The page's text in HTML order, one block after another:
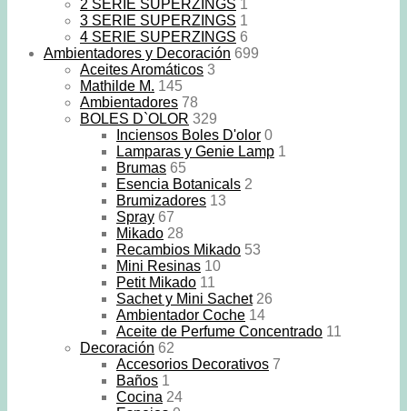
2 SERIE SUPERZINGS 1
3 SERIE SUPERZINGS 1
4 SERIE SUPERZINGS 6
Ambientadores y Decoración 699
Aceites Aromáticos 3
Mathilde M. 145
Ambientadores 78
BOLES D`OLOR 329
Inciensos Boles D'olor 0
Lamparas y Genie Lamp 1
Brumas 65
Esencia Botanicals 2
Brumizadores 13
Spray 67
Mikado 28
Recambios Mikado 53
Mini Resinas 10
Petit Mikado 11
Sachet y Mini Sachet 26
Ambientador Coche 14
Aceite de Perfume Concentrado 11
Decoración 62
Accesorios Decorativos 7
Baños 1
Cocina 24